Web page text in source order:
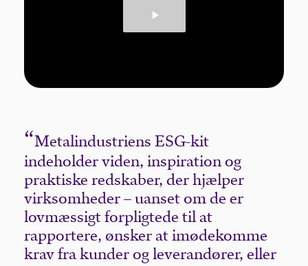
Metalindustriens ESG-kit
indeholder viden, inspiration og
praktiske redskaber, der hjælper
virksomheder – uanset om de er
lovmæssigt forpligtede til at
rapportere, ønsker at imødekomme
krav fra kunder og leverandører, eller